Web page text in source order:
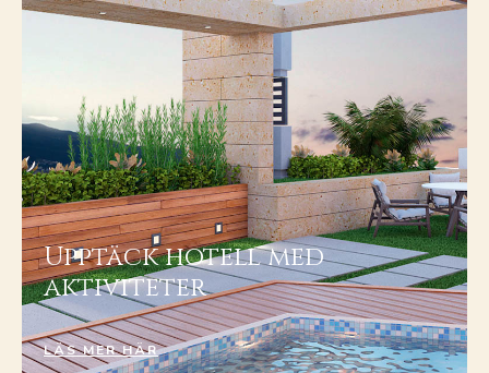
Upptäck hotell med
aktiviteter
LÄS MER HÄR